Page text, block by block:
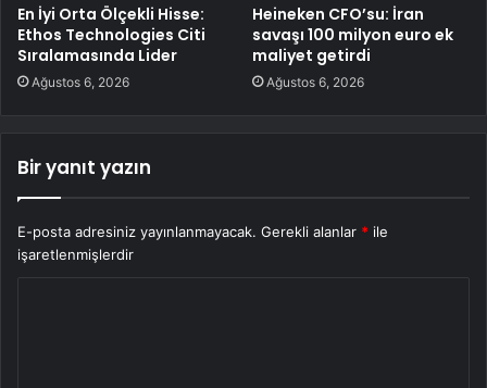
En İyi Orta Ölçekli Hisse:
Ethos Technologies Citi
Sıralamasında Lider
Ağustos 6, 2026
Heineken CFO’su: İran
savaşı 100 milyon euro ek
maliyet getirdi
Ağustos 6, 2026
Bir yanıt yazın
E-posta adresiniz yayınlanmayacak. Gerekli alanlar * ile
işaretlenmişlerdir